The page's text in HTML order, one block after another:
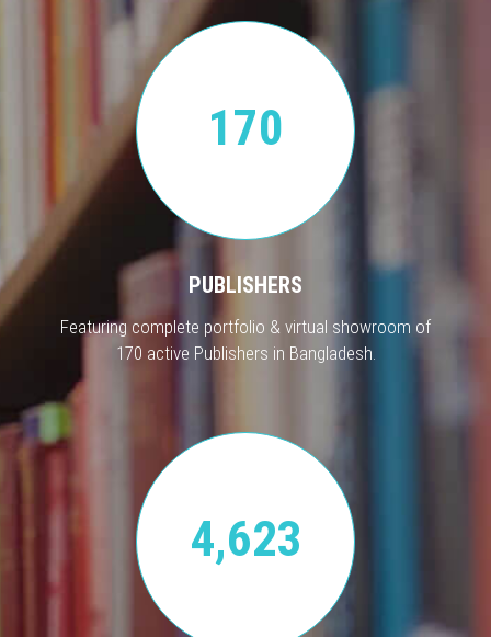
170
PUBLISHERS
Featuring complete portfolio & virtual showroom of
170 active Publishers in Bangladesh.
4,623